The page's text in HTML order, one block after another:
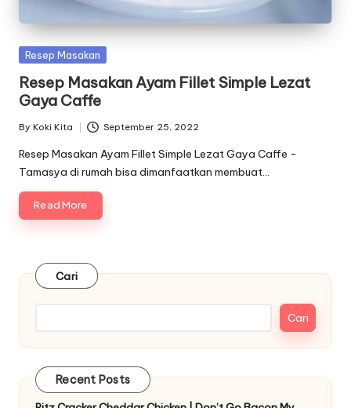
Posted
Resep Masakan
Resep Masakan Ayam Fillet Simple Lezat
Gaya Caffe
Posted
by
By Koki Kita September 25, 2022
Resep Masakan Ayam Fillet Simple Lezat Gaya Caffe -
Tamasya di rumah bisa dimanfaatkan membuat…
Read More
Cari
Cari
Recent Posts